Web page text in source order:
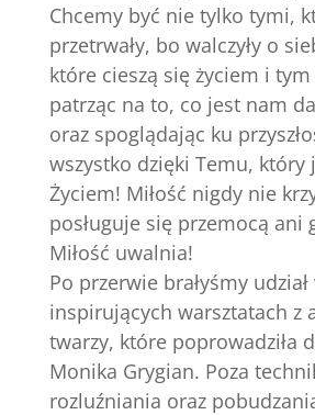
Chcemy być nie tylko tymi,
przetrwały, bo walczyły o
które cieszą się życiem i
patrząc na to, co jest nam
oraz spoglądając ku
wszystko dzięki Temu, który
Życiem! Miłość nigdy nie
posługuje się przemocą ani
Miłość uwalnia!
Po przerwie brałyśmy udział
inspirujących warsztatach z
twarzy, które poprowadziła
Monika Grygian. Poza
rozluźniania oraz